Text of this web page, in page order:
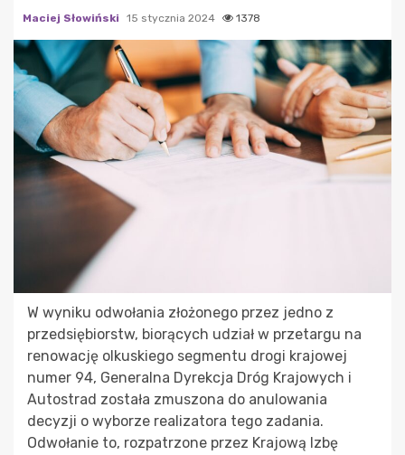
Maciej Słowiński 15 stycznia 2024 1378
W wyniku odwołania złożonego przez jedno z
przedsiębiorstw, biorących udział w przetargu na
renowację olkuskiego segmentu drogi krajowej
numer 94, Generalna Dyrekcja Dróg Krajowych i
Autostrad została zmuszona do anulowania
decyzji o wyborze realizatora tego zadania.
Odwołanie to, rozpatrzone przez Krajową Izbę